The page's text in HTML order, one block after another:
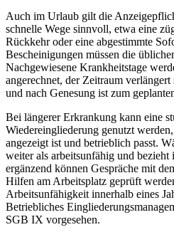
Auch im Urlaub gilt die
schnelle Wege sinnvoll, etwa eine
Rückkehr oder eine abgestimmte
Bescheinigungen müssen die
Nachgewiesene Krankheitstage
angerechnet, der Zeitraum
und nach Genesung ist zum
Bei längerer Erkrankung kann eine
Wiedereingliederung genutzt
angezeigt ist und betrieblich passt.
weiter als arbeitsunfähig und
ergänzend können Gespräche mit
Hilfen am Arbeitsplatz geprüft
Arbeitsunfähigkeit innerhalb eines
Betriebliches
SGB IX vorgesehen.